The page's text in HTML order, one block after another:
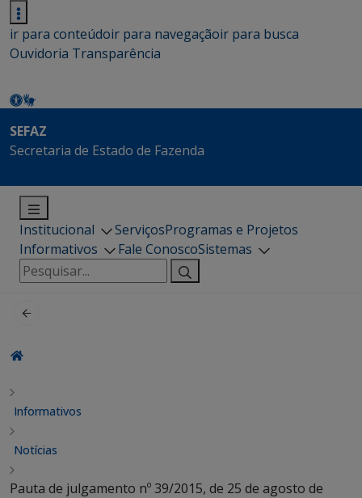
ir para conteúdoir para navegaçãoir para busca
Ouvidoria Transparência
SEFAZ
Secretaria de Estado de Fazenda
Institucional ServiçosProgramas e Projetos
Informativos
Fale ConoscoSistemas
Pesquisar
por:
Informativos
Notícias
Pauta de julgamento nº 39/2015, de 25 de agosto de